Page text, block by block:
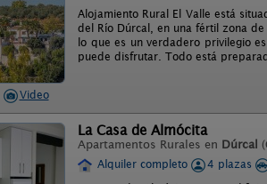
Video
Alojamiento Rural El Valle está
del Río Dúrcal, en una fértil zona
lo que es un verdadero privilegio
puede disfrutar. Todo está
La Casa de Almócita
Apartamentos Rurales en Dúrcal
Alquiler completo
4 plazas